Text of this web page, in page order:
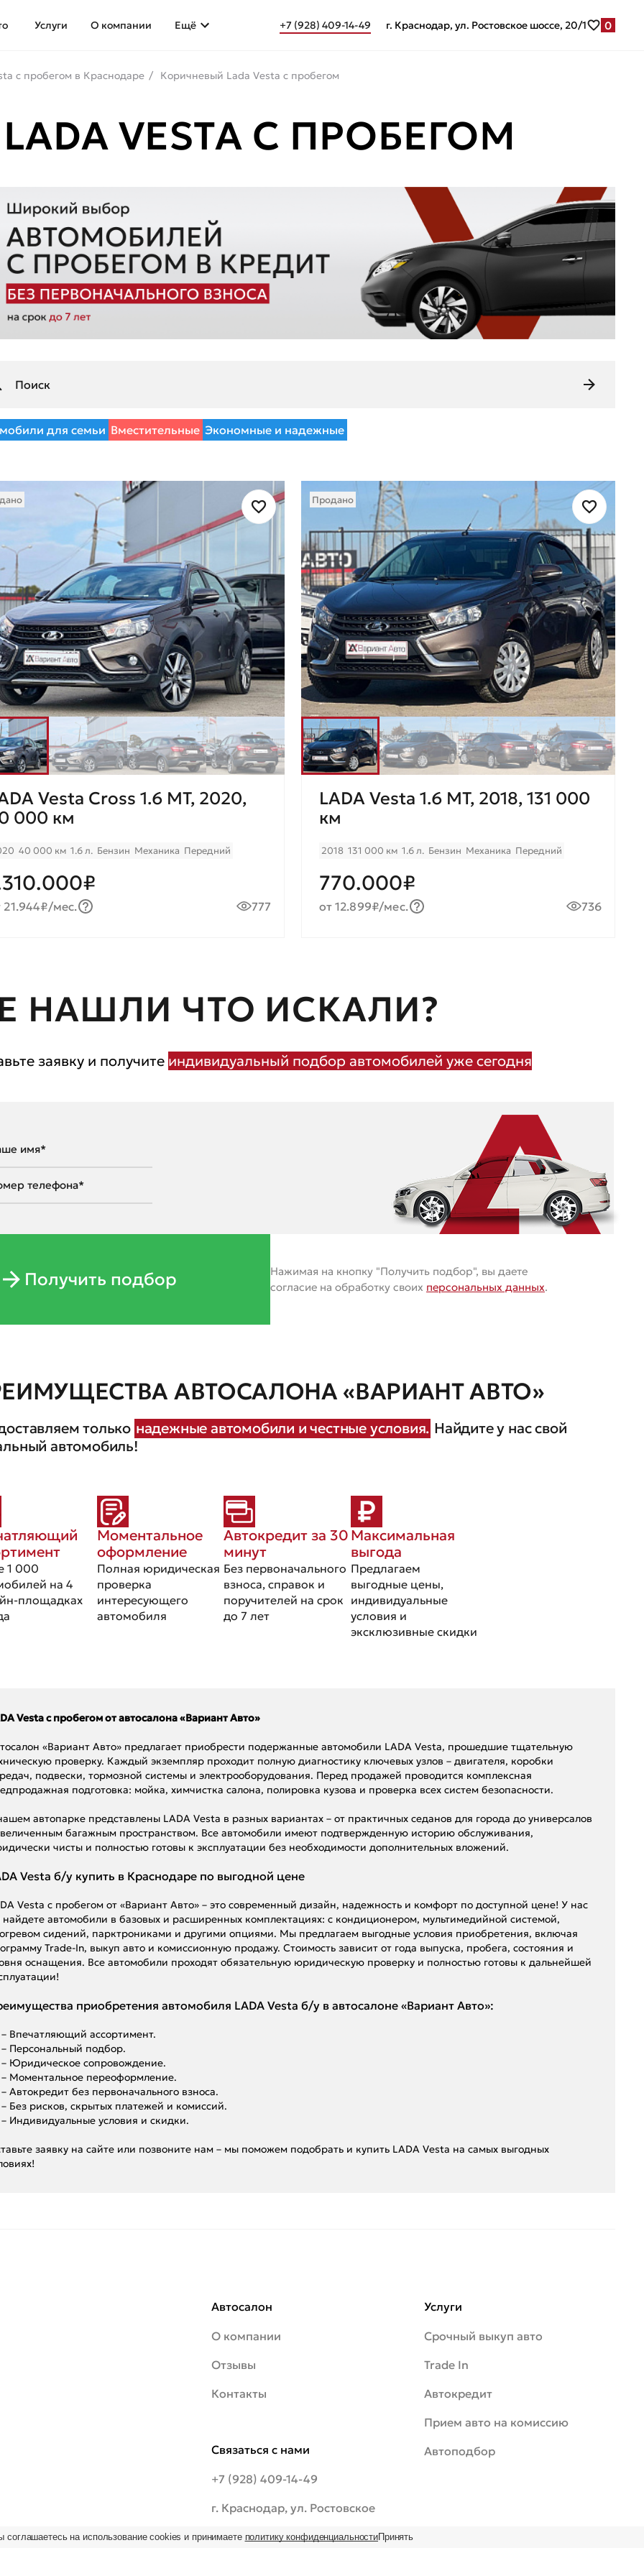
Услуги О компании Ещё +7 (928) 409-14-49 г. Краснодар, ул. Ростовское шоссе, 20/1 0
с пробегом в Краснодаре Коричневый Lada Vesta с пробегом
VESTA С ПРОБЕГОМ
для семьи Вместительные Экономные и надежные
Vesta Cross 1.6 MT, 2020,
000 км
40 000 км 1.6 л. Бензин Механика Передний
21.944₽/мес. 777
Продано
LADA Vesta 1.6 МТ, 2018, 131 000
км
2018 131 000 км 1.6 л. Бензин Механика Передний
770.000₽
от 12.899₽/мес. 736
НАШЛИ ЧТО ИСКАЛИ?
заявку и получите индивидуальный подбор автомобилей уже сегодня
Получить подбор
Нажимая на кнопку "Получить подбор", вы даете
согласие на обработку своих персональных данных.
АВТОСАЛОНА «ВАРИАНТ АВТО»
только надежные автомобили и честные условия. Найдите у нас свой
автомобиль!
1 000
на 4
площадках
Моментальное
оформление
Полная юридическая
проверка
интересующего
автомобиля
Автокредит за 30
минут
Без первоначального
взноса, справок и
поручителей на срок
до 7 лет
Максимальная
выгода
Предлагаем
выгодные цены,
индивидуальные
условия и
эксклюзивные скидки
Vesta с пробегом от автосалона «Вариант Авто»
«Вариант Авто» предлагает приобрести подержанные автомобили LADA Vesta, прошедшие тщательную
проверку. Каждый экземпляр проходит полную диагностику ключевых узлов – двигателя, коробки
подвески, тормозной системы и электрооборудования. Перед продажей проводится комплексная
подготовка: мойка, химчистка салона, полировка кузова и проверка всех систем безопасности.
автопарке представлены LADA Vesta в разных вариантах – от практичных седанов для города до универсалов
багажным пространством. Все автомобили имеют подтвержденную историю обслуживания,
чисты и полностью готовы к эксплуатации без необходимости дополнительных вложений.
Vesta б/у купить в Краснодаре по выгодной цене
Vesta с пробегом от «Вариант Авто» – это современный дизайн, надежность и комфорт по доступной цене! У нас
найдете автомобили в базовых и расширенных комплектациях: с кондиционером, мультимедийной системой,
сидений, парктрониками и другими опциями. Мы предлагаем выгодные условия приобретения, включая
Trade-In, выкуп авто и комиссионную продажу. Стоимость зависит от года выпуска, пробега, состояния и
оснащения. Все автомобили проходят обязательную юридическую проверку и полностью готовы к дальнейшей
приобретения автомобиля LADA Vesta б/у в автосалоне «Вариант Авто»:
– Впечатляющий ассортимент.
– Персональный подбор.
– Юридическое сопровождение.
– Моментальное переоформление.
– Автокредит без первоначального взноса.
– Без рисков, скрытых платежей и комиссий.
– Индивидуальные условия и скидки.
заявку на сайте или позвоните нам – мы поможем подобрать и купить LADA Vesta на самых выгодных
Автосалон
О компании
Отзывы
Контакты
Связаться с нами
+7 (928) 409-14-49
г. Краснодар, ул. Ростовское
шоссе, 20/1
Услуги
Срочный выкуп авто
Trade In
Автокредит
Прием авто на комиссию
Автоподбор
соглашаетесь на использование cookies и принимаете политику конфиденциальностиПринять